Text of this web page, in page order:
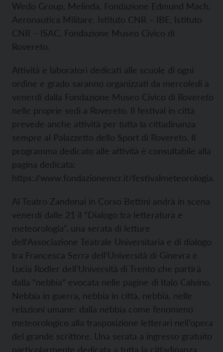
Wedo Group, Melinda, Fondazione Edmund Mach,
Aeronautica Militare, Istituto CNR – IBE, Istituto
CNR – ISAC, Fondazione Museo Civico di
Rovereto.
Attività e laboratori dedicati alle scuole di ogni
ordine e grado saranno organizzati da mercoledì a
venerdì dalla Fondazione Museo Civico di Rovereto
nelle proprie sedi a Rovereto. Il festival in città
prevede anche attività per tutta la cittadinanza
sempre al Palazzetto dello Sport di Rovereto. Il
programma dedicato alle attività è consultabile alla
pagina dedicata:
https://www.fondazionemcr.it/festivalmeteorologia.
Al Teatro Zandonai in Corso Bettini andrà in scena
venerdì dalle 21 il “Dialogo tra letteratura e
meteorologia”, una serata di letture
dell’Associazione Teatrale Universitaria e di dialogo
tra Francesca Serra dell’Università di Ginevra e
Lucia Rodler dell’Università di Trento che partirà
dalla “nebbia” evocata nelle pagine di Italo Calvino.
Nebbia in guerra, nebbia in città, nebbia, nelle
relazioni umane: dalla nebbia come fenomeno
meteorologico alla trasposizione letterari nell’opera
del grande scrittore. Una serata a ingresso gratuito
particolarmente dedicata a tutta la cittadinanza.